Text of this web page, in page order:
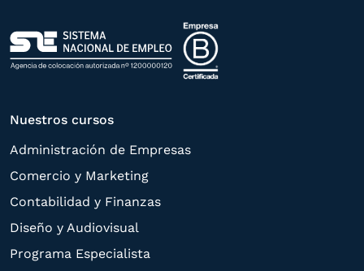
Nuestros cursos
Administración de Empresas
Comercio y Marketing
Contabilidad y Finanzas
Diseño y Audiovisual
Programa Especialista